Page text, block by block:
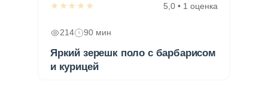
★★★★★ 5,0 • 1 оценка
214 90 мин
Яркий зерешк поло с барбарисом
и курицей